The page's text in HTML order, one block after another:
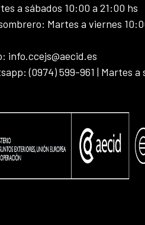
a sábados 10:00 a 21:00 hs
Martes a viernes
info.ccejs@aecid.es
(0974) 599-961 | Martes a